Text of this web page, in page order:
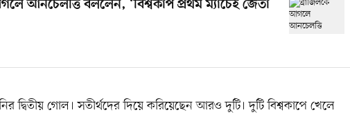
আনচেলত্তি বললেন, ‘বিশ্বকাপ প্রথম ম্যাচেই জেতা
দ্বিতীয় গোল। সতীর্থদের দিয়ে করিয়েছেন আরও দুটি। দুটি বিশ্বকাপে খেলে